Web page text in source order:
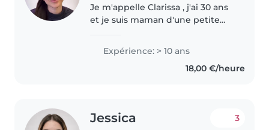
Je m'appelle Clarissa , j'ai 30 ans
et je suis maman d'une petite
en tant qu'assistante socio-
sanitaire et j'ai acquis une solide
Expérience: > 10 ans
18,00 €/heure
Jessica 3